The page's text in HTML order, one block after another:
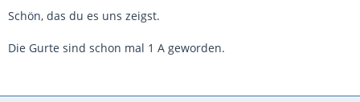
Schön, das du es uns zeigst.
Die Gurte sind schon mal 1 A geworden.